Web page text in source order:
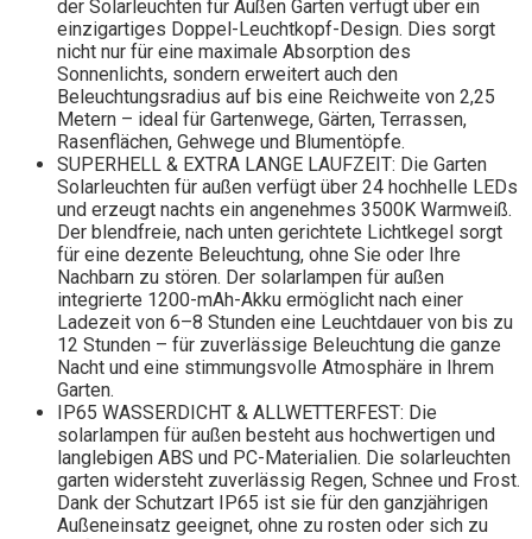
der Solarleuchten für Außen Garten verfügt über ein
einzigartiges Doppel-Leuchtkopf-Design. Dies sorgt
nicht nur für eine maximale Absorption des
Sonnenlichts, sondern erweitert auch den
Beleuchtungsradius auf bis eine Reichweite von 2,25
Metern – ideal für Gartenwege, Gärten, Terrassen,
Rasenflächen, Gehwege und Blumentöpfe.
SUPERHELL & EXTRA LANGE LAUFZEIT: Die Garten
Solarleuchten für außen verfügt über 24 hochhelle LEDs
und erzeugt nachts ein angenehmes 3500K Warmweiß.
Der blendfreie, nach unten gerichtete Lichtkegel sorgt
für eine dezente Beleuchtung, ohne Sie oder Ihre
Nachbarn zu stören. Der solarlampen für außen
integrierte 1200-mAh-Akku ermöglicht nach einer
Ladezeit von 6–8 Stunden eine Leuchtdauer von bis zu
12 Stunden – für zuverlässige Beleuchtung die ganze
Nacht und eine stimmungsvolle Atmosphäre in Ihrem
Garten.
IP65 WASSERDICHT & ALLWETTERFEST: Die
solarlampen für außen besteht aus hochwertigen und
langlebigen ABS und PC-Materialien. Die solarleuchten
garten widersteht zuverlässig Regen, Schnee und Frost.
Dank der Schutzart IP65 ist sie für den ganzjährigen
Außeneinsatz geeignet, ohne zu rosten oder sich zu